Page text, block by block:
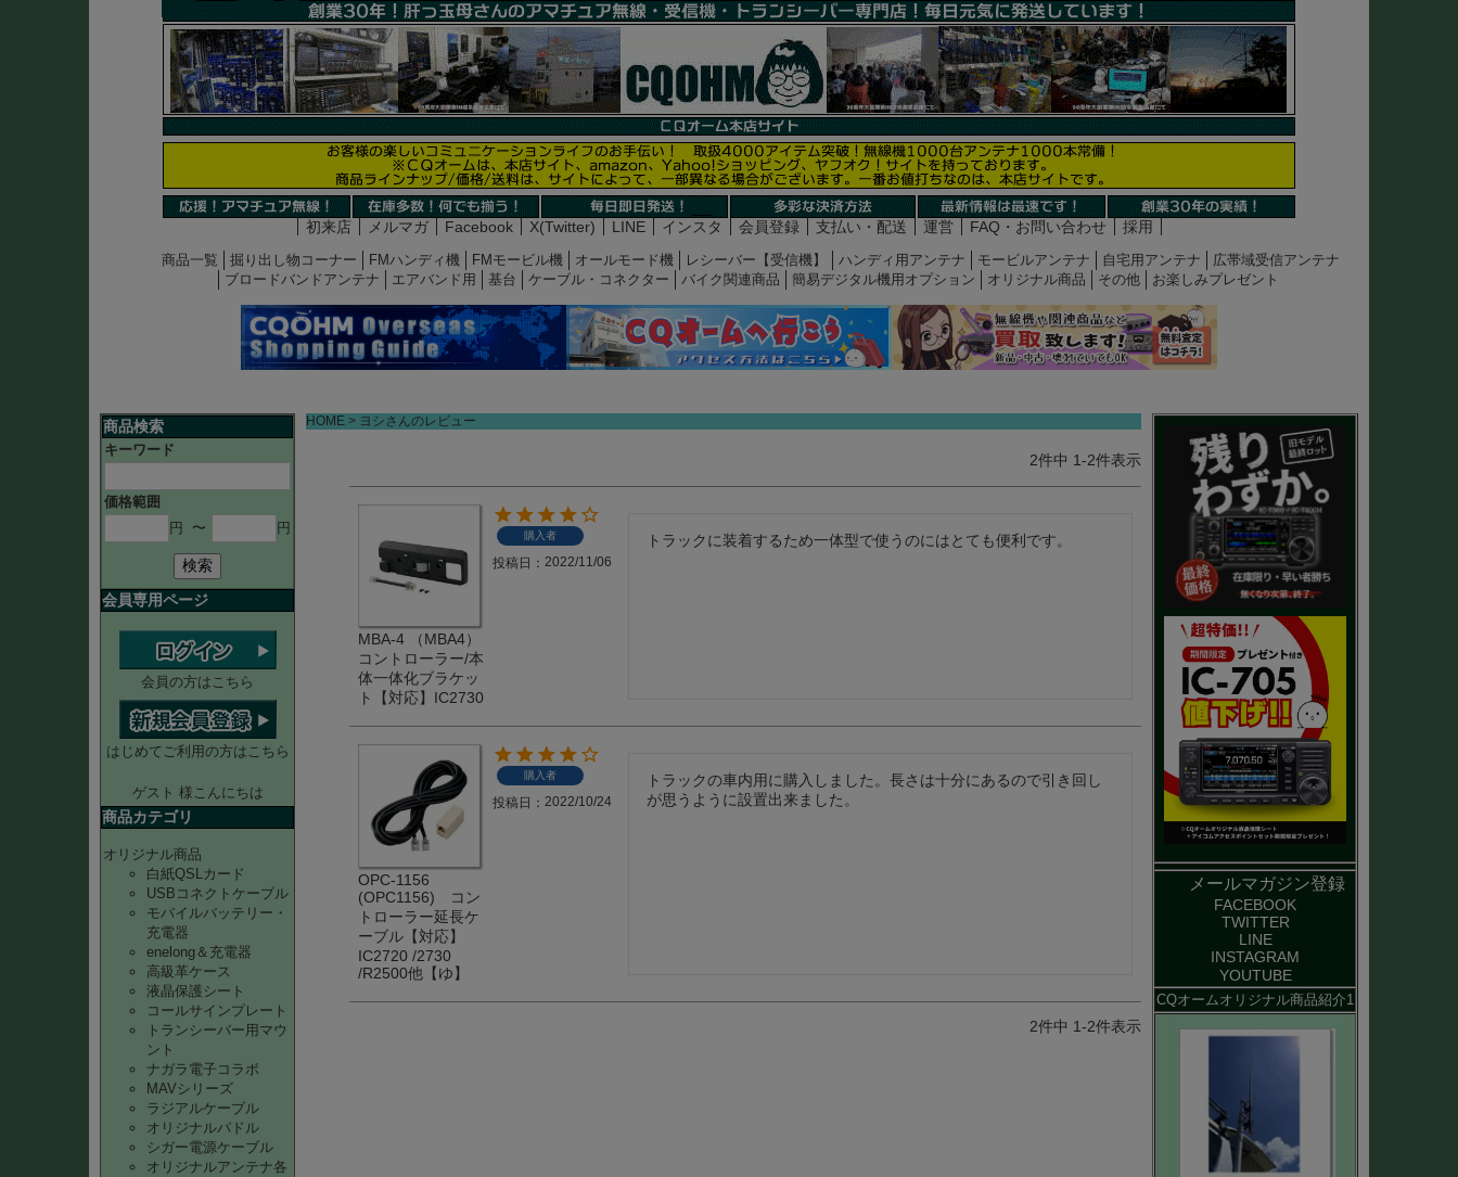
初来店 メルマガ Facebook X(Twitter) LINE インスタ 会員登録 支払い・配送 運営 FAQ・お問い合わせ 採用
商品一覧 掘り出し物コーナー FMハンディ機 FMモービル機 オールモード機 レシーバー【受信機】 ハンディ用アンテナ モービルアンテナ 自宅用アンテナ
広帯域受信アンテナ
ブロードバンドアンテナ
エアバンド用 基台 ケーブル・コネクター バイク関連商品 簡易デジタル機用オプション オリジナル商品 その他 お楽しみプレゼント
商品検索
キーワード
価格範囲
円
〜 円
検索
会員専用ページ
会員の方はこちら
はじめてご利用の方はこちら
ゲスト 様こんにちは
商品カテゴリ
オリジナル商品
白紙QSLカード
USBコネクトケーブル
モバイルバッテリー・
充電器
enelong＆充電器
高級革ケース
液晶保護シート
コールサインプレート
トランシーバー用マウ
ント
ナガラ電子コラボ
MAVシリーズ
ラジアルケーブル
オリジナルパドル
シガー電源ケーブル
オリジナルアンテナ各
HOME ヨシさんのレビュー
2件中 1-2件表示
MBA-4 （MBA4）
コントローラー/本
体一体化ブラケッ
ト【対応】IC2730
購入者
投稿日 2022/11/06
トラックに装着するため一体型で使うのにはとても便利です。
OPC-1156
(OPC1156) コン
トローラー延長ケ
ーブル【対応】
IC2720 /2730
/R2500他【ゆ】
購入者
投稿日 2022/10/24
トラックの車内用に購入しました。長さは十分にあるので引き回し
が思うように設置出来ました。
2件中 1-2件表示
メールマガジン登録
FACEBOOK
TWITTER
LINE
INSTAGRAM
YOUTUBE
CQオームオリジナル商品紹介1